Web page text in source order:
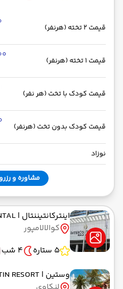
قیمت 2 تخته (هرنفر)
قیمت 1 تخته (هرنفر)
قیمت کودک با تخت (هر نفر)
قیمت کودک بدون تخت (هرنفر)
نوزاد
مشاوره و
اینترکانتیننتال | INTERCONTINENTAL
کوالالامپور
5 ستاره
4 شب
وستین | THE WESTIN RESORT